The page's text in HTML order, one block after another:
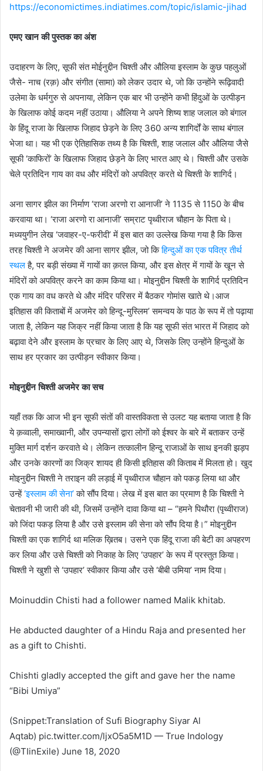
https://economictimes.indiatimes.com/topic/islamic-jihad
एमए खान की पुस्तक का अंश
उदाहरण के लिए, सूफी संत मोईनुद्दीन चिश्ती और औलिया इस्लाम के कुछ पहलुओं
जैसे- नाच (रक़) और संगीत (सामा) को लेकर उदार थे, जो कि उन्होंने रूढ़िवादी
उलेमा के धर्मगुरु से अपनाया, लेकिन एक बार भी उन्होंने कभी हिंदुओं के उत्पीड़न
के खिलाफ कोई कदम नहीं उठाया। औलिया ने अपने शिष्य शाह जलाल को बंगाल
के हिंदू राजा के खिलाफ जिहाद छेड़ने के लिए 360 अन्य शागिर्दों के साथ बंगाल
भेजा था। यह भी एक ऐतिहासिक तथ्य है कि चिश्ती, शाह जलाल और औलिया जैसे
सूफी ‘काफिरों’ के खिलाफ जिहाद छेड़ने के लिए भारत आए थे। चिश्ती और उसके
चेले प्रतिदिन गाय का वध और मंदिरों को अपवित्र करते थे चिश्ती के शागिर्द।
अना सागर झील का निर्माण ‘राजा अरणो रा आनाजी’ ने 1135 से 1150 के बीच
करवाया था। ‘राजा अरणो रा आनाजी’ सम्राट पृथ्वीराज चौहान के पिता थे।
मध्ययुगीन लेख ‘जवाहर-ए-फरीदी’ में इस बात का उल्लेख किया गया है कि किस
तरह चिश्ती ने अजमेर की आना सागर झील, जो किहिन्दुओं का एक पवित्र तीर्थ
स्थलहै, पर बड़ी संख्या में गायों का क़त्ल किया, और इस क्षेत्र में गायों के खून से
मंदिरों को अपवित्र करने का काम किया था। मोइनुद्दीन चिश्ती के शागिर्द प्रतिदिन
एक गाय का वध करते थे और मंदिर परिसर में बैठकर गोमांस खाते थे।आज
इतिहास की किताबों में अजमेर को हिन्दू-मुस्लिम’ समन्वय के पाठ के रूप में तो पढ़ाया
जाता है, लेकिन यह जिक्र नहीं किया जाता है कि यह सूफी संत भारत में जिहाद को
बढ़ावा देने और इस्लाम के प्रचार के लिए आए थे, जिसके लिए उन्होंने हिन्दुओं के
साथ हर प्रकार का उत्पीड़न स्वीकार किया।
मोइनुद्दीन चिश्ती अजमेर का सच
यहाँ तक कि आज भी इन सूफी संतों की वास्तविकता से उलट यह बताया जाता है कि
ये क़व्वाली, समाख्वानी, और उपन्यासों द्वारा लोगों को ईश्वर के बारे में बताकर उन्हें
मुक्ति मार्ग दर्शन करवाते थे। लेकिन तत्कालीन हिन्दू राजाओं के साथ इनकी झड़प
और उनके कारणों का जिक्र शायद ही किसी इतिहास की किताब में मिलता हो। खुद
मोइनुद्दीन चिश्ती ने तराइन की लड़ाई में पृथ्वीराज चौहान को पकड़ लिया था और
उन्हें‘इस्लाम की सेना’को सौंप दिया। लेख में इस बात का प्रमाण है कि चिश्ती ने
चेतावनी भी जारी की थी, जिसमें उन्होंने दावा किया था – “हमने पिथौरा (पृथ्वीराज)
को जिंदा पकड़ लिया है और उसे इस्लाम की सेना को सौंप दिया है।” मोइनुद्दीन
चिश्ती का एक शागिर्द था मलिक ख़ितब। उसने एक हिंदू राजा की बेटी का अपहरण
कर लिया और उसे चिश्ती को निकाह के लिए ‘उपहार’ के रूप में प्रस्तुत किया।
चिश्ती ने खुशी से ‘उपहार’ स्वीकार किया और उसे ‘बीबी उमिया’ नाम दिया।
Moinuddin Chisti had a follower named Malik khitab.
He abducted daughter of a Hindu Raja and presented her
as a gift to Chishti.
Chishti gladly accepted the gift and gave her the name
“Bibi Umiya”
(Snippet:Translation of Sufi Biography Siyar Al
Aqtab) pic.twitter.com/ljxO5a5M1D — True Indology
(@TIinExile) June 18, 2020